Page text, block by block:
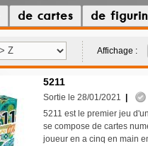
de cartes de
Affichage :
5211
Sortie le 28/01/2021
5211 est le premier jeu
se compose de cartes
joueur en a cinq en main